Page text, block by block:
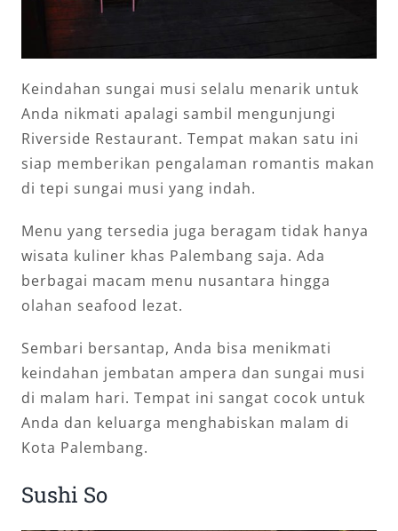
Keindahan sungai musi selalu menarik untuk
Anda nikmati apalagi sambil mengunjungi
Riverside Restaurant. Tempat makan satu ini
siap memberikan pengalaman romantis makan
di tepi sungai musi yang indah.
Menu yang tersedia juga beragam tidak hanya
wisata kuliner khas Palembang saja. Ada
berbagai macam menu nusantara hingga
olahan seafood lezat.
Sembari bersantap, Anda bisa menikmati
keindahan jembatan ampera dan sungai musi
di malam hari. Tempat ini sangat cocok untuk
Anda dan keluarga menghabiskan malam di
Kota Palembang.
Sushi So